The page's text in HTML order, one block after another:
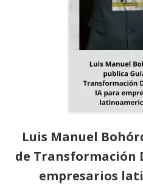
Luis Manuel
de Transformación
empresarios